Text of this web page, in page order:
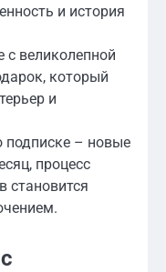
и история
с великолепной
который
и
подписке – новые
процесс
становится